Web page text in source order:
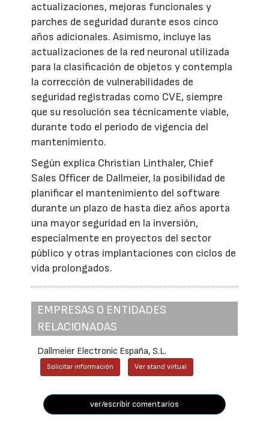
actualizaciones, mejoras funcionales y
parches de seguridad durante esos cinco
años adicionales. Asimismo, incluye las
actualizaciones de la red neuronal utilizada
para la clasificación de objetos y contempla
la corrección de vulnerabilidades de
seguridad registradas como CVE, siempre
que su resolución sea técnicamente viable,
durante todo el periodo de vigencia del
mantenimiento.
Según explica Christian Linthaler, Chief
Sales Officer de Dallmeier, la posibilidad de
planificar el mantenimiento del software
durante un plazo de hasta diez años aporta
una mayor seguridad en la inversión,
especialmente en proyectos del sector
público y otras implantaciones con ciclos de
vida prolongados.
EMPRESAS O ENTIDADES
RELACIONADAS
Dallmeier Electronic España, S.L.
Solicitar información Ver stand virtual
ver/escribir comentarios